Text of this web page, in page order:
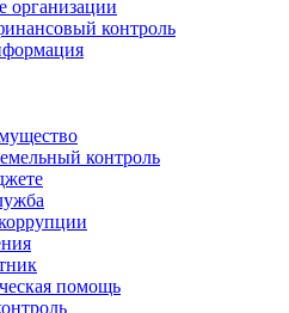
организации
контроль
контроль
помощь